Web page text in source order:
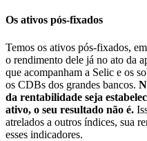
Os ativos pós-fixados
Temos os ativos pós-fixados,
o rendimento dele já no ato da
que acompanham a Selic e os
os CDBs dos grandes bancos.
da rentabilidade seja
ativo, o seu resultado não é.
atrelados a outros índices, sua
esses indicadores.